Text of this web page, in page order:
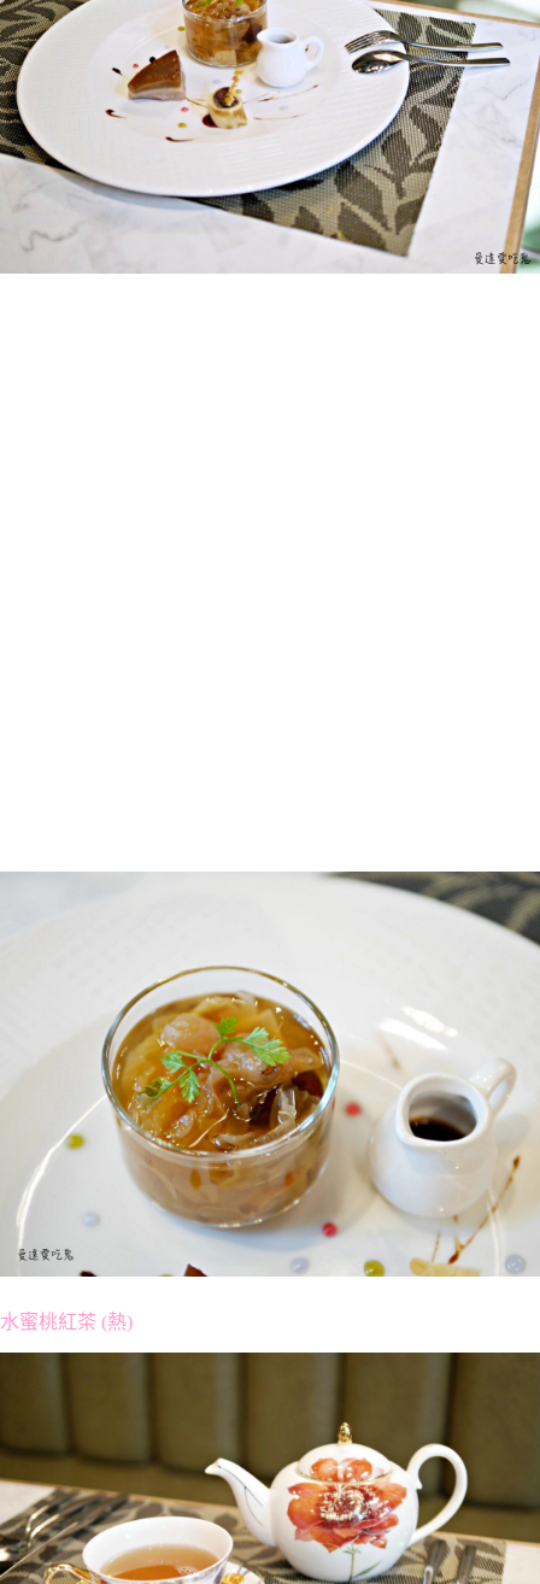
水蜜桃紅茶 (熱)